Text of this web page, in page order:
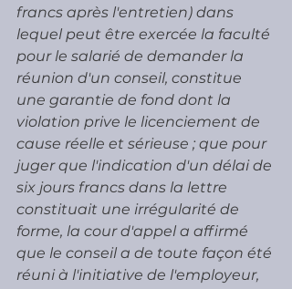
francs après l'entretien) dans
lequel peut être exercée la faculté
pour le salarié de demander la
réunion d'un conseil, constitue
une garantie de fond dont la
violation prive le licenciement de
cause réelle et sérieuse ; que pour
juger que l'indication d'un délai de
six jours francs dans la lettre
constituait une irrégularité de
forme, la cour d'appel a affirmé
que le conseil a de toute façon été
réuni à l'initiative de l'employeur,